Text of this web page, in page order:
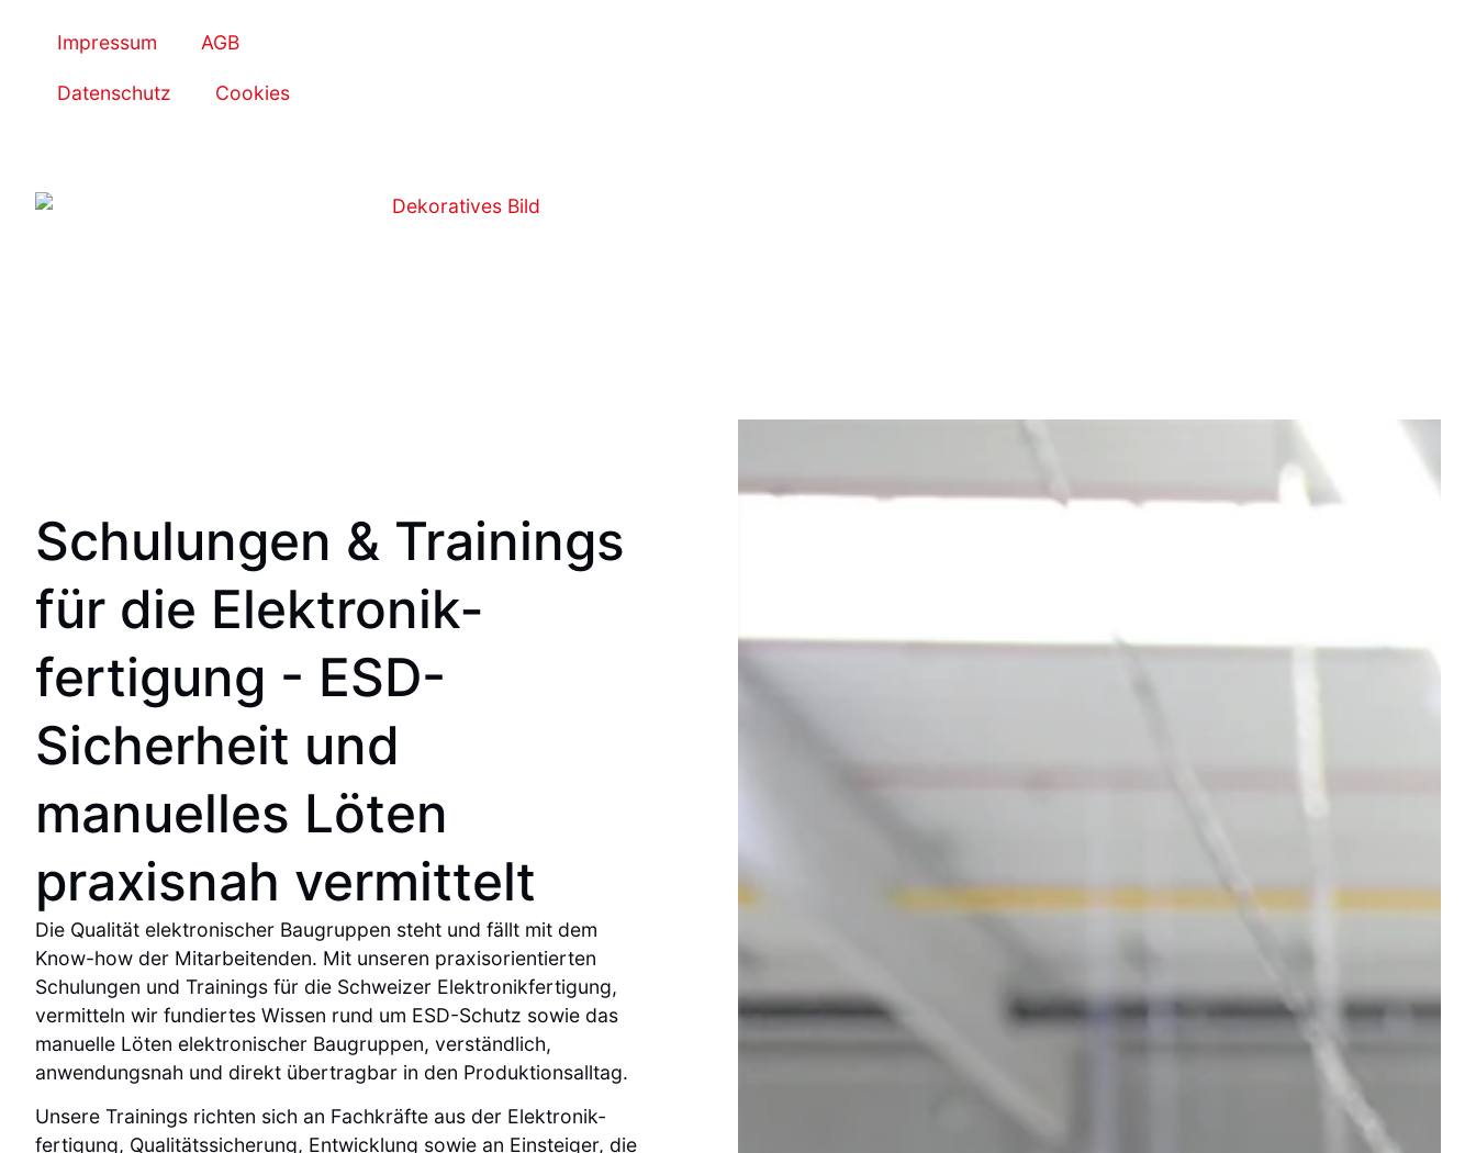
Impressum AGB
Datenschutz Cookies
Schulungen & Trainings
für die Elektronik­
fertigung - ESD-
Sicherheit und
manuelles Löten
praxisnah vermittelt
Die Qualität elektronischer Baugruppen steht und fällt mit dem
Know-how der Mitarbeitenden. Mit unseren praxisorientierten
Schulungen und Trainings für die Schweizer Elektronik­fertigung,
vermitteln wir fundiertes Wissen rund um ESD-Schutz sowie das
manuelle Löten elektronischer Baugruppen, verständlich,
anwendungsnah und direkt übertragbar in den Produktionsalltag.
Unsere Trainings richten sich an Fachkräfte aus der Elektronik­
fertigung, Qualitätssicherung, Entwicklung sowie an Einsteiger, die